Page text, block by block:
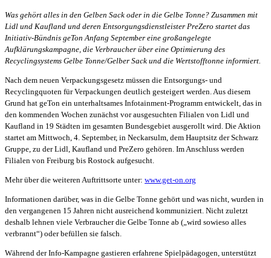
Was gehört alles in den Gelben Sack oder in die Gelbe Tonne? Zusammen mit
Lidl und Kaufland und deren Entsorgungsdienstleister PreZero startet das
Initiativ-Bündnis geTon Anfang September eine großangelegte
Aufklärungskampagne, die Verbraucher über eine Optimierung des
Recyclingsystems Gelbe Tonne/Gelber Sack und die Wertstofftonne informiert.
Nach dem neuen Verpackungsgesetz müssen die Entsorgungs- und
Recyclingquoten für Verpackungen deutlich gesteigert werden. Aus diesem
Grund hat geTon ein unterhaltsames Infotainment-Programm entwickelt, das in
den kommenden Wochen zunächst vor ausgesuchten Filialen von Lidl und
Kaufland in 19 Städten im gesamten Bundesgebiet ausgerollt wird. Die Aktion
startet am Mittwoch, 4. September, in Neckarsulm, dem Hauptsitz der Schwarz
Gruppe, zu der Lidl, Kaufland und PreZero gehören. Im Anschluss werden
Filialen von Freiburg bis Rostock aufgesucht.
Mehr über die weiteren Auftrittsorte unter: www.get-on.org
Informationen darüber, was in die Gelbe Tonne gehört und was nicht, wurden in
den vergangenen 15 Jahren nicht ausreichend kommuniziert. Nicht zuletzt
deshalb lehnen viele Verbraucher die Gelbe Tonne ab („wird sowieso alles
verbrannt“) oder befüllen sie falsch.
Während der Info-Kampagne gastieren erfahrene Spielpädagogen, unterstützt